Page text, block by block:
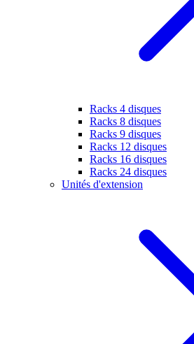
Racks 4 disques
Racks 8 disques
Racks 9 disques
Racks 12 disques
Racks 16 disques
Racks 24 disques
Unités d'extension